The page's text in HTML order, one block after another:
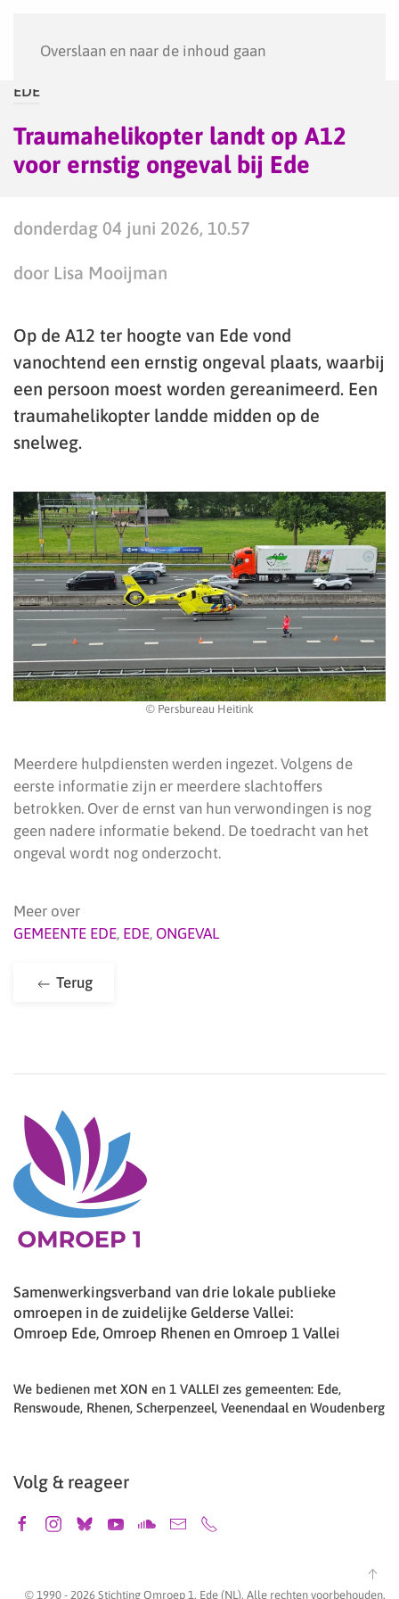
Overslaan en naar de inhoud gaan
EDE
Traumahelikopter landt op A12
voor ernstig ongeval bij Ede
donderdag 04 juni 2026, 10.57
door Lisa Mooijman
Op de A12 ter hoogte van Ede vond
vanochtend een ernstig ongeval plaats, waarbij
een persoon moest worden gereanimeerd. Een
traumahelikopter landde midden op de
snelweg.
© Persbureau Heitink
Meerdere hulpdiensten werden ingezet. Volgens de
eerste informatie zijn er meerdere slachtoffers
betrokken. Over de ernst van hun verwondingen is nog
geen nadere informatie bekend. De toedracht van het
ongeval wordt nog onderzocht.
Meer over
GEMEENTE EDE, EDE, ONGEVAL
Terug
Samenwerkingsverband van drie lokale publieke
omroepen in de zuidelijke Gelderse Vallei:
Omroep Ede, Omroep Rhenen en Omroep 1 Vallei
We bedienen met XON en 1 VALLEI zes gemeenten: Ede,
Renswoude, Rhenen, Scherpenzeel, Veenendaal en Woudenberg
Volg & reageer
© 1990 - 2026 Stichting Omroep 1, Ede (NL). Alle rechten voorbehouden.